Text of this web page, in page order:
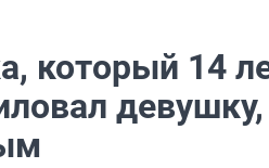
который 14
девушку,